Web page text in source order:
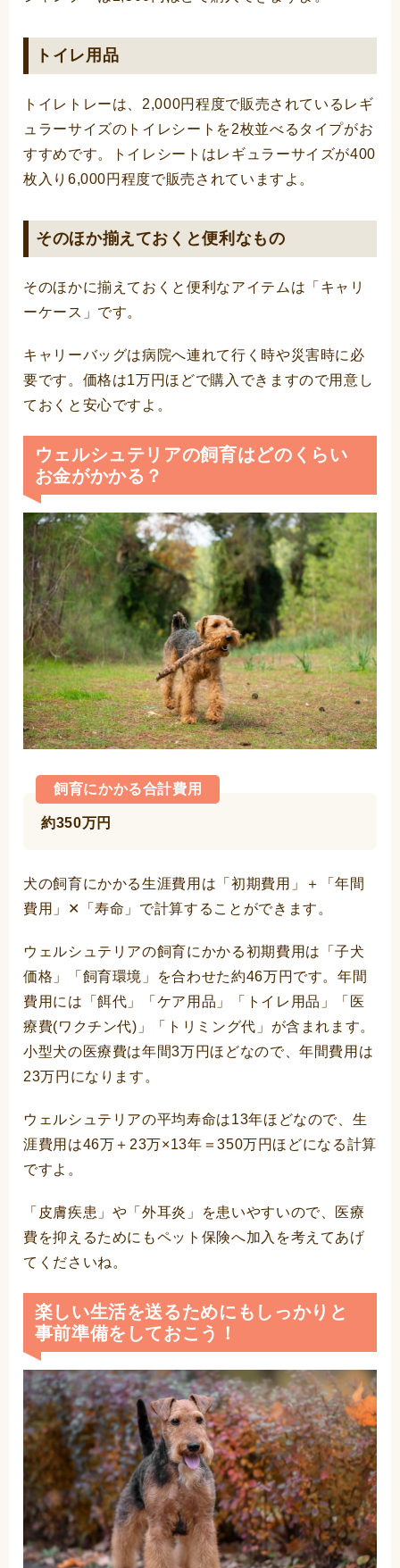
トイレ用品
トイレトレーは、2,000円程度で販売されているレギ
ュラーサイズのトイレシートを2枚並べるタイプがお
すすめです。トイレシートはレギュラーサイズが400
枚入り6,000円程度で販売されていますよ。
そのほか揃えておくと便利なもの
そのほかに揃えておくと便利なアイテムは「キャリ
ーケース」です。
キャリーバッグは病院へ連れて行く時や災害時に必
要です。価格は1万円ほどで購入できますので用意し
ておくと安心ですよ。
ウェルシュテリアの飼育はどのくらい
お金がかかる？
飼育にかかる合計費用
約350万円
犬の飼育にかかる生涯費用は「初期費用」＋「年間
費用」✕「寿命」で計算することができます。
ウェルシュテリアの飼育にかかる初期費用は「子犬
価格」「飼育環境」を合わせた約46万円です。年間
費用には「餌代」「ケア用品」「トイレ用品」「医
療費(ワクチン代)」「トリミング代」が含まれます。
小型犬の医療費は年間3万円ほどなので、年間費用は
23万円になります。
ウェルシュテリアの平均寿命は13年ほどなので、生
涯費用は46万＋23万×13年＝350万円ほどになる計算
ですよ。
「皮膚疾患」や「外耳炎」を患いやすいので、医療
費を抑えるためにもペット保険へ加入を考えてあげ
てくださいね。
楽しい生活を送るためにもしっかりと
事前準備をしておこう！